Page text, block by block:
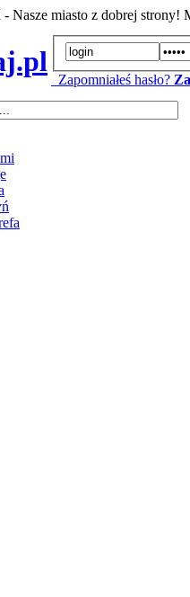
Nasze miasto z dobrej strony!
Zapomniałeś hasło?